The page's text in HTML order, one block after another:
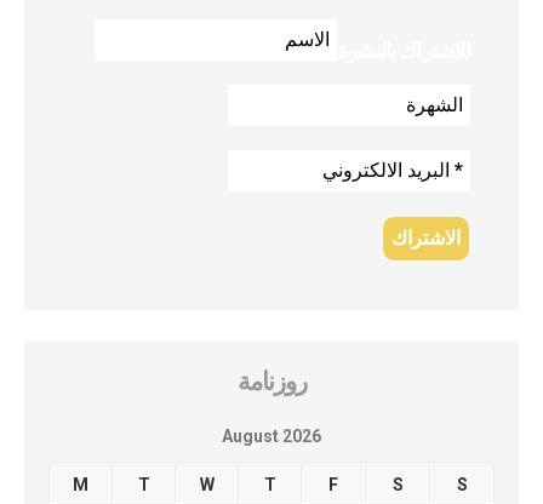
روزنامة
August 2026
M T W T F S S